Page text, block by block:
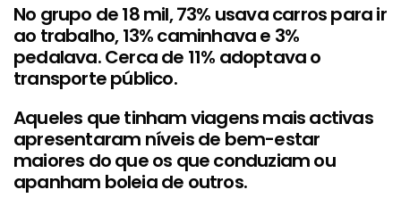
No grupo de 18 mil, 73% usava carros para ir
ao trabalho, 13% caminhava e 3%
pedalava. Cerca de 11% adoptava o
transporte público.
Aqueles que tinham viagens mais activas
apresentaram níveis de bem-estar
maiores do que os que conduziam ou
apanham boleia de outros.